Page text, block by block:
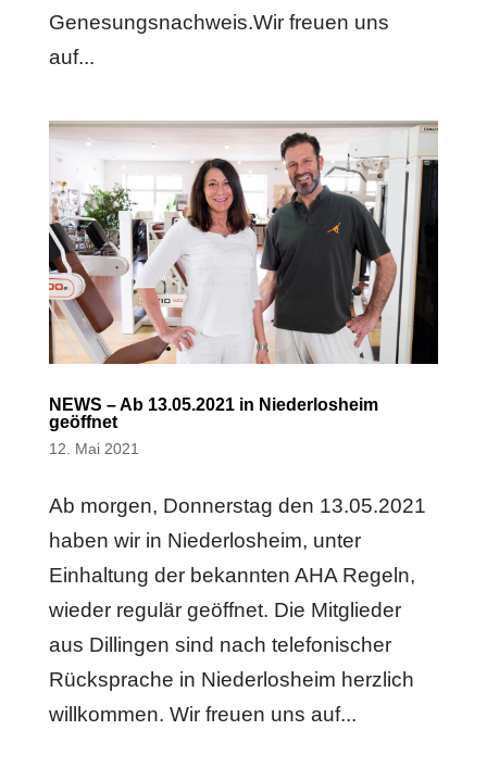
Genesungsnachweis.Wir freuen uns
auf...
NEWS – Ab 13.05.2021 in Niederlosheim
geöffnet
12. Mai 2021
Ab morgen, Donnerstag den 13.05.2021
haben wir in Niederlosheim, unter
Einhaltung der bekannten AHA Regeln,
wieder regulär geöffnet. Die Mitglieder
aus Dillingen sind nach telefonischer
Rücksprache in Niederlosheim herzlich
willkommen. Wir freuen uns auf...